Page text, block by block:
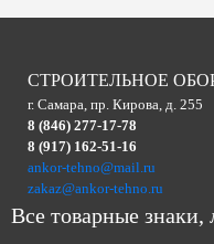
СТРОИТЕЛЬНОЕ
г. Самара, пр. Кирова, д. 255
8 (846) 277-17-78
8 (917) 162-51-16
ankor-tehno@mail.ru
zakaz@ankor-tehno.ru
Все товарные знаки,